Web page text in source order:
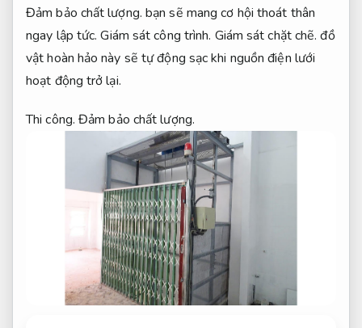
Đảm bảo chất lượng. bạn sẽ mang cơ hội thoát thân
ngay lập tức.Giám sát công trình. Giám sát chặt chẽ. đồ
vật hoàn hảo này sẽ tự động sạc khi nguồn điện lưới
hoạt động trở lại.
Thi công. Đảm bảo chất lượng.